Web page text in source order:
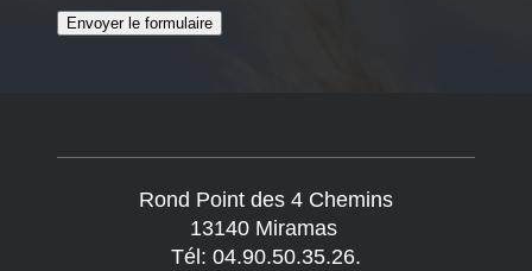
Rond Point des 4 Chemins
13140 Miramas
Tél: 04.90.50.35.26.